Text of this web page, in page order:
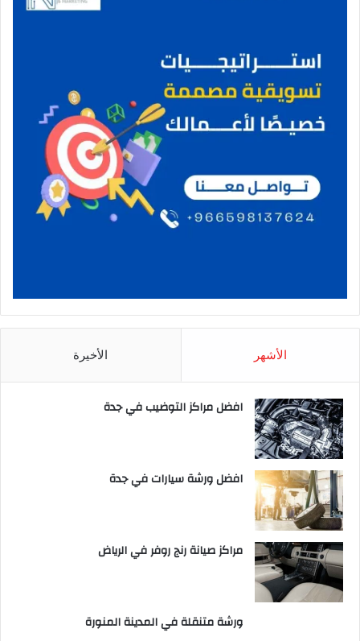
الأشهر الأخيرة
افضل مراكز التوضيب في جدة
افضل ورشة سيارات في جدة
مراكز صيانة رنج روفر في الرياض
ورشة متنقلة في المدينة المنورة